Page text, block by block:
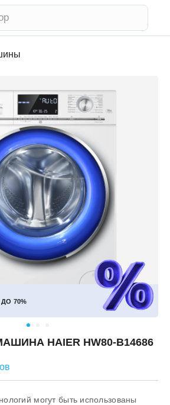
HAIER HW80-B14686
ДО 70%
могут быть использованы